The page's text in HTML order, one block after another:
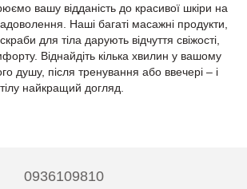
вашу відданість до красивої шкіри на
Наші багаті масажні продукти,
для тіла дарують відчуття свіжості,
Віднайдіть кілька хвилин у вашому
душу, після тренування або ввечері – і
найкращий догляд.
0936109810